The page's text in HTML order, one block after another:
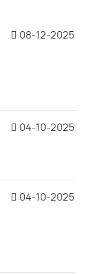
08-12-2025
04-10-2025
04-10-2025